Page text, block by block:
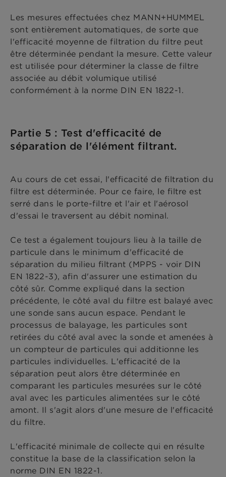
Les mesures effectuées chez MANN+HUMMEL
sont entièrement automatiques, de sorte que
l'efficacité moyenne de filtration du filtre peut
être déterminée pendant la mesure. Cette valeur
est utilisée pour déterminer la classe de filtre
associée au débit volumique utilisé
conformément à la norme DIN EN 1822-1.
Partie 5 : Test d'efficacité de
séparation de l'élément filtrant.
Au cours de cet essai, l'efficacité de filtration du
filtre est déterminée. Pour ce faire, le filtre est
serré dans le porte-filtre et l'air et l'aérosol
d'essai le traversent au débit nominal.
Ce test a également toujours lieu à la taille de
particule dans le minimum d'efficacité de
séparation du milieu filtrant (MPPS - voir DIN
EN 1822-3), afin d'assurer une estimation du
côté sûr. Comme expliqué dans la section
précédente, le côté aval du filtre est balayé avec
une sonde sans aucun espace. Pendant le
processus de balayage, les particules sont
retirées du côté aval avec la sonde et amenées à
un compteur de particules qui additionne les
particules individuelles. L'efficacité de la
séparation peut alors être déterminée en
comparant les particules mesurées sur le côté
aval avec les particules alimentées sur le côté
amont. Il s'agit alors d'une mesure de l'efficacité
du filtre.
L'efficacité minimale de collecte qui en résulte
constitue la base de la classification selon la
norme DIN EN 1822-1.